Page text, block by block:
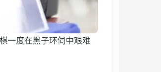
一度在黑子环伺中艰难